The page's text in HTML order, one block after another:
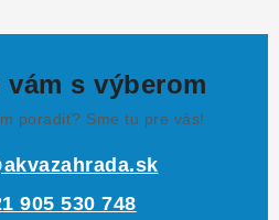
vám s výberom
poradiť? Sme tu pre vás!
akvazahrada.sk
905 530 748